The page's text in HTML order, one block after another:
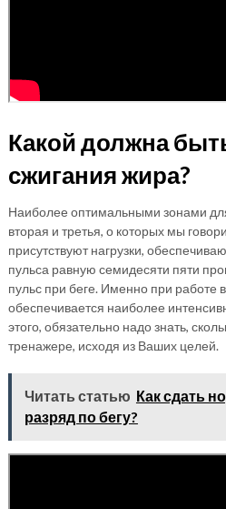
Какой должна
сжигания жира?
Наиболее оптимальными зонами
вторая и третья, о которых мы
присутствуют нагрузки,
пульса равную семидесяти пяти
пульс при беге. Именно при работе
обеспечивается наиболее
этого, обязательно надо знать,
тренажере, исходя из Ваших целей.
Читать статью Как сдать
разряд по бегу?